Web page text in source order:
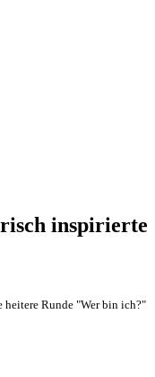
inspirierte
Runde "Wer bin ich?"